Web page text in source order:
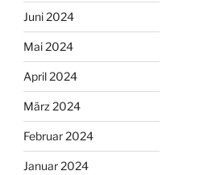
Juni 2024
Mai 2024
April 2024
März 2024
Februar 2024
Januar 2024